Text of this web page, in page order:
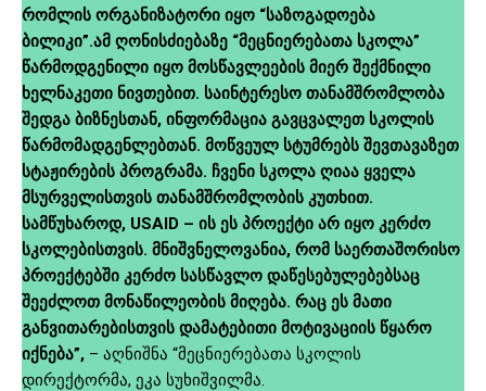
რომლის ორგანიზატორი იყო “საზოგადოება
ბილიკი”.ამ ღონისძიებაზე “მეცნიერებათა სკოლა”
წარმოდგენილი იყო მოსწავლეების მიერ შექმნილი
ხელნაკეთი ნივთებით. საინტერესო თანამშრომლობა
შედგა ბიზნესთან, ინფორმაცია გავცვალეთ სკოლის
წარმომადგენლებთან. მოწვეულ სტუმრებს შევთავაზეთ
სტაჟირების პროგრამა. ჩვენი სკოლა ღიაა ყველა
მსურველისთვის თანამშრომლობის კუთხით.
სამწუხაროდ, USAID – ის ეს პროექტი არ იყო კერძო
სკოლებისთვის. მნიშვნელოვანია, რომ საერთაშორისო
პროექტებში კერძო სასწავლო დაწესებულებებსაც
შეეძლოთ მონაწილეობის მიღება. რაც ეს მათი
განვითარებისთვის დამატებითი მოტივაციის წყარო
იქნება”, – აღნიშნა “მეცნიერებათა სკოლის
დირექტორმა, ეკა სუხიშვილმა.